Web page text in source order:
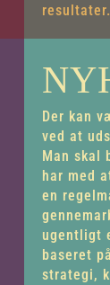
resultater.
Der kan
ved at
Man skal
har med
en
ugentligt
baseret
strategi,